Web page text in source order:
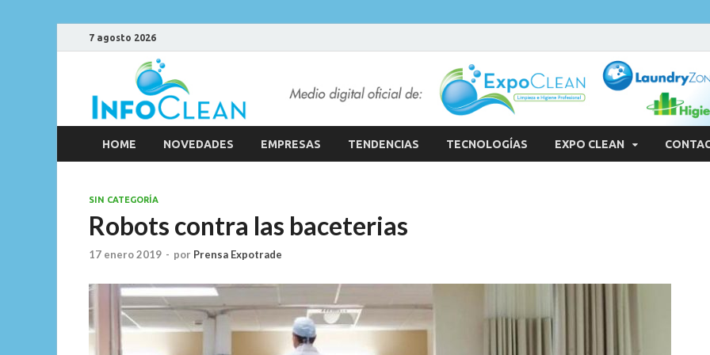
7 agosto 2026
HOME NOVEDADES EMPRESAS TENDENCIAS TECNOLOGÍAS EXPO CLEAN
SIN CATEGORÍA
Robots contra las baceterias
17 enero 2019 - por Prensa Expotrade